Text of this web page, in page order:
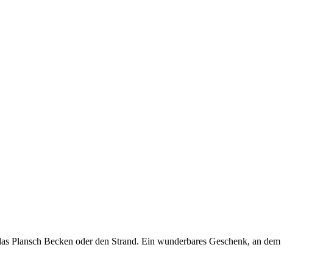
Plansch Becken oder den Strand. Ein wunderbares Geschenk, an dem